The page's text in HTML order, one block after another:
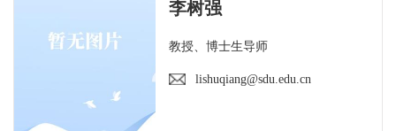
李树强
教授、博士生导师
lishuqiang@sdu.edu.cn